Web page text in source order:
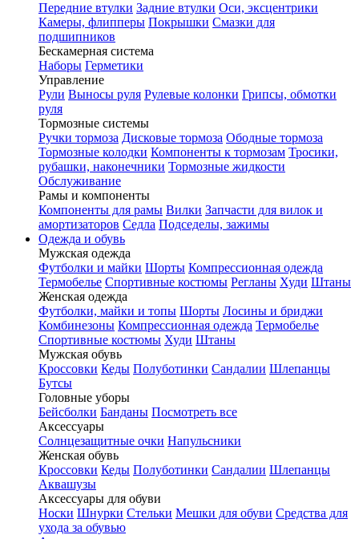
Передние втулки Задние втулки Оси, эксцентрики
Камеры, флипперы Покрышки Смазки для
подшипников
Бескамерная система
Наборы Герметики
Управление
Рули Выносы руля Рулевые колонки Грипсы, обмотки
руля
Тормозные системы
Ручки тормоза Дисковые тормоза Ободные тормоза
Тормозные колодки Компоненты к тормозам Тросики,
рубашки, наконечники Тормозные жидкости
Обслуживание
Рамы и компоненты
Компоненты для рамы Вилки Запчасти для вилок и
амортизаторов Седла Подседелы, зажимы
Одежда и обувь
Мужская одежда
Футболки и майки Шорты Компрессионная одежда
Термобелье Спортивные костюмы Регланы Худи Штаны
Женская одежда
Футболки, майки и топы Шорты Лосины и бриджи
Комбинезоны Компрессионная одежда Термобелье
Спортивные костюмы Худи Штаны
Мужская обувь
Кроссовки Кеды Полуботинки Сандалии Шлепанцы
Бутсы
Головные уборы
Бейсболки Банданы Посмотреть все
Аксессуары
Солнцезащитные очки Напульсники
Женская обувь
Кроссовки Кеды Полуботинки Сандалии Шлепанцы
Аквашузы
Аксессуары для обуви
Носки Шнурки Стельки Мешки для обуви Средства для
ухода за обувью